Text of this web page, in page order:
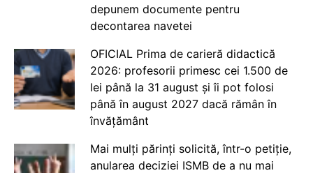
depunem documente pentru
decontarea navetei
OFICIAL Prima de carieră didactică
2026: profesorii primesc cei 1.500 de
lei până la 31 august și îi pot folosi
până în august 2027 dacă rămân în
învățământ
Mai mulți părinți solicită, într-o petiție,
anularea deciziei ISMB de a nu mai